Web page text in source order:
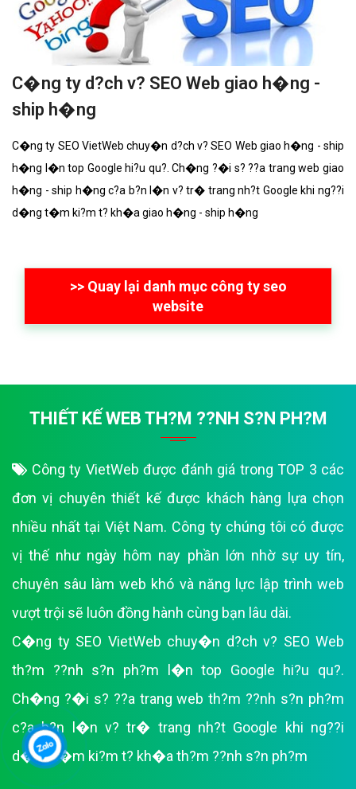
C�ng ty d?ch v? SEO Web giao h�ng -
ship h�ng
C�ng ty SEO VietWeb chuy�n d?ch v? SEO Web giao h�ng - ship
h�ng l�n top Google hi?u qu?. Ch�ng ?�i s? ??a trang web giao
h�ng - ship h�ng c?a b?n l�n v? tr� trang nh?t Google khi ng??i
d�ng t�m ki?m t? kh�a giao h�ng - ship h�ng
>> Quay lại danh mục công ty seo
website
THIẾT KẾ WEB TH?M ??NH S?N PH?M
Công ty VietWeb được đánh giá trong TOP 3 các
đơn vị chuyên thiết kế được khách hàng lựa chọn
nhiều nhất tại Việt Nam. Công ty chúng tôi có được
vị thế như ngày hôm nay phần lớn nhờ sự uy tín,
chuyên sâu làm web khó và năng lực lập trình web
vượt trội sẽ luôn đồng hành cùng bạn lâu dài.
C�ng ty SEO VietWeb chuy�n d?ch v? SEO Web
th?m ??nh s?n ph?m l�n top Google hi?u qu?.
Ch�ng ?�i s? ??a trang web th?m ??nh s?n ph?m
c?a b?n l�n v? tr� trang nh?t Google khi ng??i
d�ng t�m ki?m t? kh�a th?m ??nh s?n ph?m